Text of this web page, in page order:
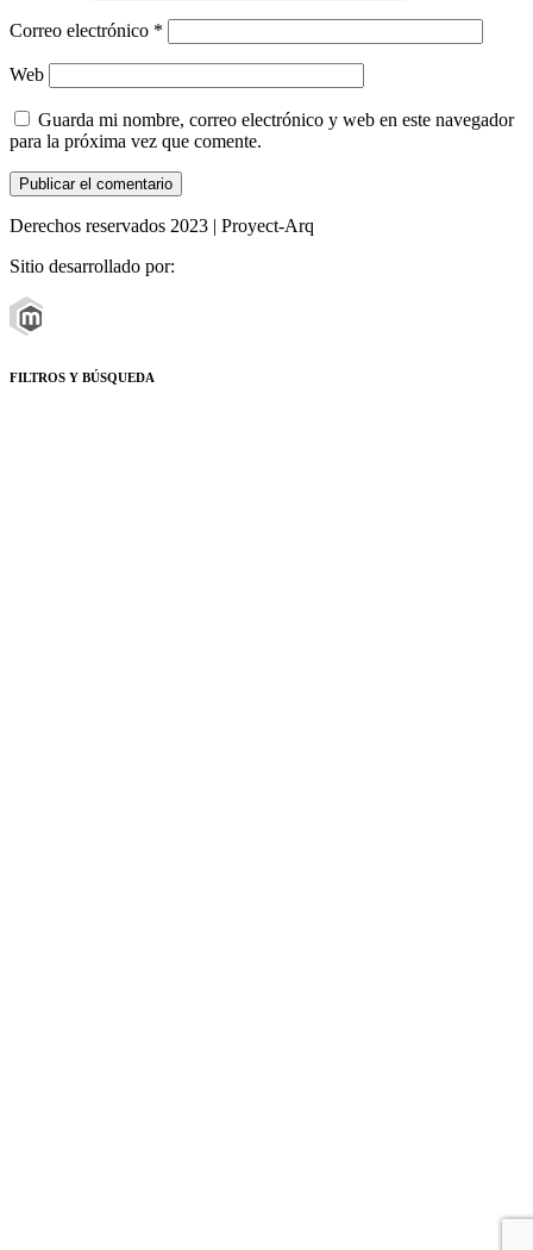
Correo electrónico *
Web
Guarda mi nombre, correo electrónico y web en este navegador
para la próxima vez que comente.
Derechos reservados 2023 | Proyect-Arq
Sitio desarrollado por:
FILTROS Y BÚSQUEDA